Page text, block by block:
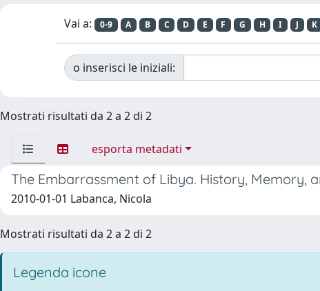
Vai a: 0-9 A B C D E F G H I J K
o inserisci le iniziali:
Mostrati risultati da 2 a 2 di 2
esporta metadati
The Embarrassment of Libya. History, Memory,
2010-01-01 Labanca, Nicola
Mostrati risultati da 2 a 2 di 2
Legenda icone